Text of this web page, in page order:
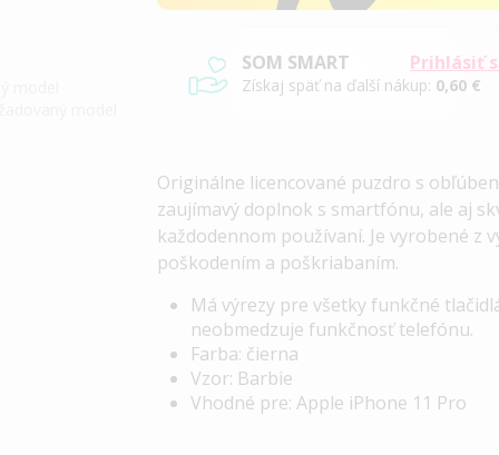
Prihlásiť
SOM SMART
Získaj späť na ďalší nákup: 0,60 €
Originálne licencované puzdro s
zaujímavý doplnok s smartfónu, ale aj
každodennom používaní. Je vyrobené
poškodením a poškriabaním.
Má výrezy pre všetky funkčné
neobmedzuje funkčnosť telefónu.
Farba: čierna
Vzor: Barbie
Vhodné pre: Apple iPhone 11 Pro